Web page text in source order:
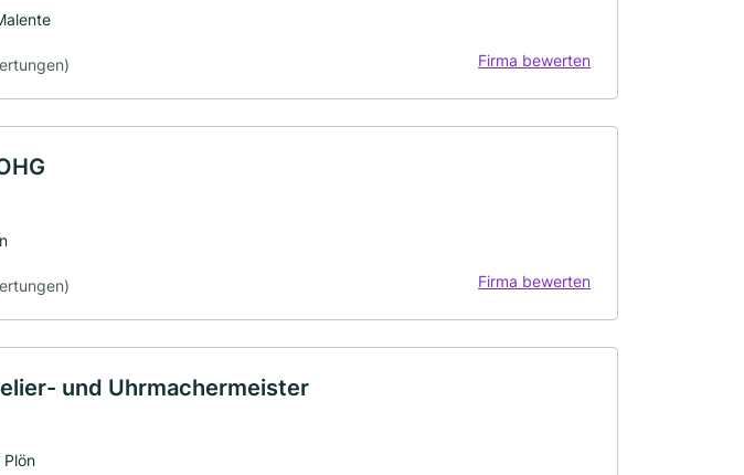
Firma bewerten
Firma bewerten
und Uhrmachermeister